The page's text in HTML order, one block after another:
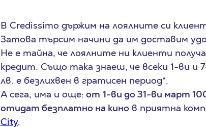
В Credissimo държим на лоялните си
Затова търсим начини да им доставим
Не е тайна, че лоялните ни клиенти
кредит. Също така знаеш, че всеки 1-ви и
лв. е безлихвен в гратисен период*.
А сега, има и още: от 1-ви до 31-ви март
отидат безплатно на кино в приятна
City.